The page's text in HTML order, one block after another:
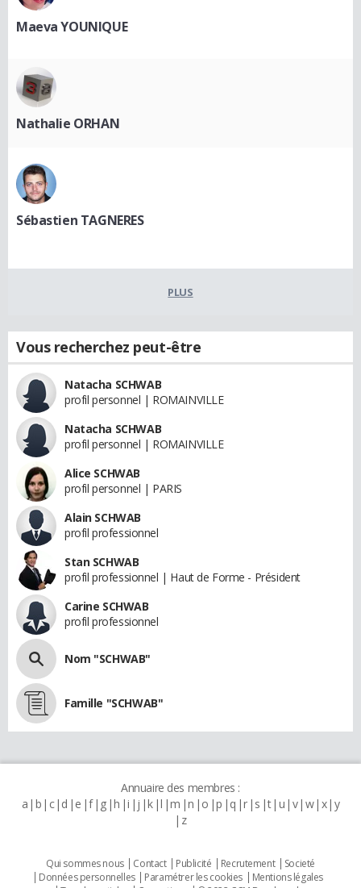
Maeva YOUNIQUE
Nathalie ORHAN
Sébastien TAGNERES
PLUS
Vous recherchez peut-être
Natacha SCHWAB
profil personnel | ROMAINVILLE
Natacha SCHWAB
profil personnel | ROMAINVILLE
Alice SCHWAB
profil personnel | PARIS
Alain SCHWAB
profil professionnel
Stan SCHWAB
profil professionnel | Haut de Forme - Président
Carine SCHWAB
profil professionnel
Nom "SCHWAB"
Famille "SCHWAB"
Annuaire des membres :
a b c d e f g h i j k l m n o p q r s t u v w x y
z
Qui sommes nous Contact Publicité Recrutement
Societé
Données personnelles
Paramétrer les cookies
Mentions légales